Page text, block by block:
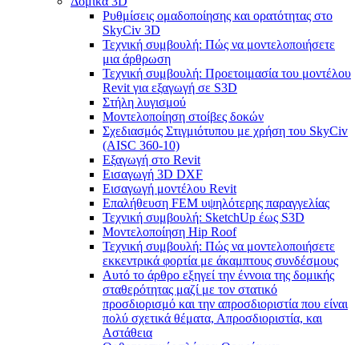
Ρυθμίσεις ομαδοποίησης και ορατότητας στο
SkyCiv 3D
Τεχνική συμβουλή: Πώς να μοντελοποιήσετε
μια άρθρωση
Τεχνική συμβουλή: Προετοιμασία του μοντέλου
Revit για εξαγωγή σε S3D
Στήλη λυγισμού
Μοντελοποίηση στοίβες δοκών
Σχεδιασμός Στιγμιότυπου με χρήση του SkyCiv
(AISC 360-10)
Εξαγωγή στο Revit
Εισαγωγή 3D DXF
Εισαγωγή μοντέλου Revit
Επαλήθευση FEM υψηλότερης παραγγελίας
Τεχνική συμβουλή: SketchUp έως S3D
Μοντελοποίηση Hip Roof
Τεχνική συμβουλή: Πώς να μοντελοποιήσετε
εκκεντρικά φορτία με άκαμπτους συνδέσμους
Αυτό το άρθρο εξηγεί την έννοια της δομικής
σταθερότητας μαζί με τον στατικό
προσδιορισμό και την απροσδιοριστία που είναι
πολύ σχετικά θέματα, Απροσδιοριστία, και
Αστάθεια